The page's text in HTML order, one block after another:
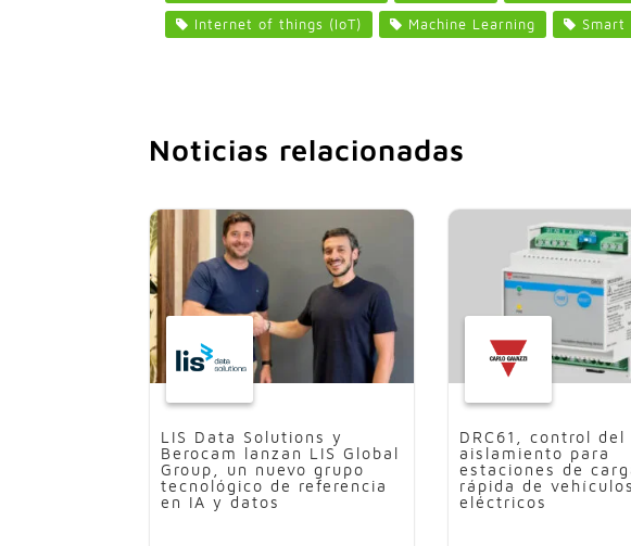
Internet of things (IoT) Machine Learning Smart
Noticias relacionadas
LIS Data Solutions y
Berocam lanzan LIS Global
Group, un nuevo grupo
tecnológico de referencia
en IA y datos
DRC61, control del
aislamiento para
estaciones de
rápida de vehículos
eléctricos